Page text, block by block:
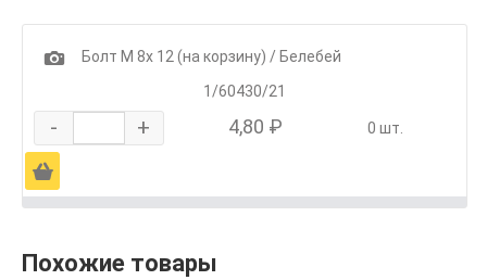
1
Болт М 8х 12 (на корзину) / Белебей
1/60430/21
- + 4,80 ₽ 0 шт.
Ä
Похожие товары